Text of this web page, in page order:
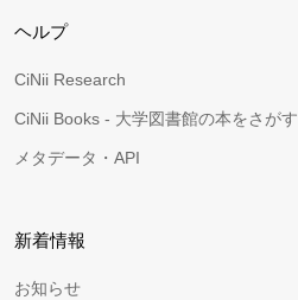
ヘルプ
CiNii Research
CiNii Books - 大学図書館の本をさがす
メタデータ・API
新着情報
お知らせ